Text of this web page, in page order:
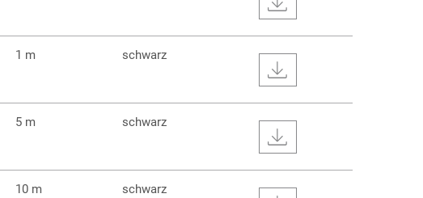
1 m schwarz
5 m schwarz
10 m schwarz